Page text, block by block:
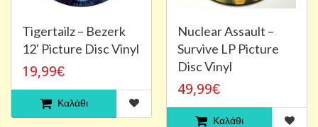
Tigertailz – Bezerk
12' Picture Disc Vinyl
19,99€
Καλάθι
Nuclear Assault –
Survive LP Picture
Disc Vinyl
49,99€
Καλάθι